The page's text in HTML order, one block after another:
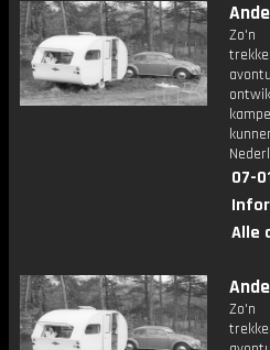
Zo'n
07-
Alle
Zo'n